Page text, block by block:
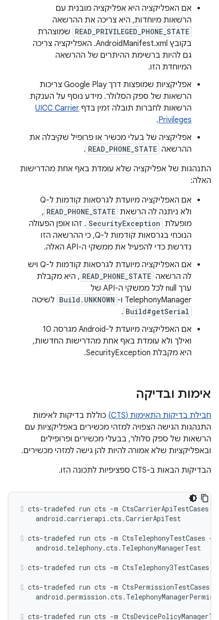
אם האפליקציה היא אפליקציה מובנית עם
הרשאות מיוחדות, היא צריכה את ההרשאה
READ_PRIVILEGED_PHONE_STATE שמוצהרת
בקובץ AndroidManifest.xml. האפליקציה צריכה
גם להיות ברשימת ההיתרים של ההרשאה
המיוחדת הזו.
אפליקציות שמופצות דרך Google Play צריכות
הרשאות של ספק הסלולר. מידע נוסף על הענקת
הרשאות לחברות תובלה זמין בדף UICC Carrier
Privileges
.
אפליקציה של בעלי מכשיר או פרופיל שקיבלה את
ההרשאה READ_PHONE_STATE
.
התנהגות של אפליקציה שלא עומדת באף אחת מהדרישות
האלה:
אם האפליקציה מיועדת לגרסאות קודמות ל-Q
ולא ניתנה לה הרשאת READ_PHONE_STATE
,
מופעלת SecurityException . זהו אופן הפעולה
הנוכחי בגרסאות קודמות ל-Q, כי ההרשאה הזו
נדרשת כדי להפעיל את ממשקי ה-API האלה.
אם האפליקציה מיועדת לגרסאות קודמות ל-Q ויש
לה הרשאה READ_PHONE_STATE , היא מקבלת
ערך null לכל ממשקי ה-API של
TelephonyManager ו-
Build.UNKNOWN לשיטה
Build#getSerial
.
אם האפליקציה מיועדת ל-Android מגרסה 10
ואילך ולא עומדת באף אחת מהדרישות החדשות,
היא מקבלת SecurityException.
אימות ובדיקה
חבילת בדיקות התאימות (CTS)
כוללת בדיקות לאימות
התנהגות הגישה הצפויה למזהי מכשירים באפליקציות עם
הרשאות של ספק סלולר, בבעלי מכשירים ופרופילים
ובאפליקציות שלא אמורה להיות להן גישה למזהי מכשירים.
הבדיקות הבאות ב-CTS ספציפיות לתכונה הזו.
cts-tradefed run cts -m CtsCarrierApiTestCases
    android.carrierapi.cts.CarrierApiTest
cts-tradefed run cts -m CtsTelephonyTestCases -t
    android.telephony.cts.TelephonyManagerTest
cts-tradefed run cts -m CtsTelephony3TestCases
cts-tradefed run cts -m CtsPermissionTestCases
cts-tradefed run cts -m